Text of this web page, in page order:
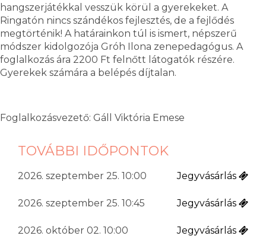
hangszerjátékkal vesszük körül a gyerekeket. A
Ringatón nincs szándékos fejlesztés, de a fejlődés
megtörténik! A határainkon túl is ismert, népszerű
módszer kidolgozója Gróh Ilona zenepedagógus. A
foglalkozás ára 2200 Ft felnőtt látogatók részére.
Gyerekek számára a belépés díjtalan.
Foglalkozásvezető: Gáll Viktória Emese
TOVÁBBI IDŐPONTOK
2026. szeptember 25. 10:00 Jegyvásárlás
2026. szeptember 25. 10:45 Jegyvásárlás
2026. október 02. 10:00 Jegyvásárlás